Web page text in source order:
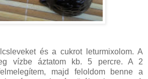
és a cukrot leturmixolom. A
vízbe áztatom kb. 5 percre. A 2
majd feloldom benne a